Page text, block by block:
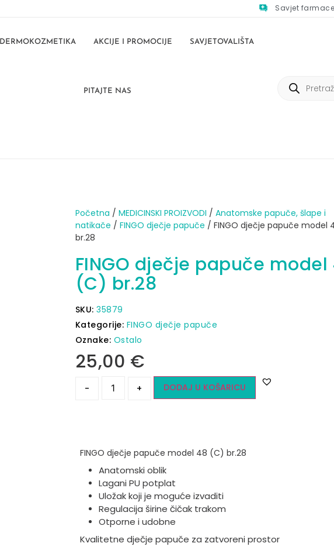
Savjet
DERMOKOZMETIKA AKCIJE I PROMOCIJE SAVJETOVALIŠTA
PITAJTE NAS
Početna / MEDICINSKI PROIZVODI / Anatomske papuče, šlape i
natikače / FINGO dječje papuče / FINGO dječje papuče model
br.28
FINGO dječje papuče model
(C) br.28
SKU: 35879
Kategorije: FINGO dječje papuče
Oznake: Ostalo
25,00 €
- + DODAJ U KOŠARICU
FINGO dječje papuče model 48 (C) br.28
Anatomski oblik
Lagani PU potplat
Uložak koji je moguće izvaditi
Regulacija širine čičak trakom
Otporne i udobne
Kvalitetne dječje papuče za zatvoreni prostor